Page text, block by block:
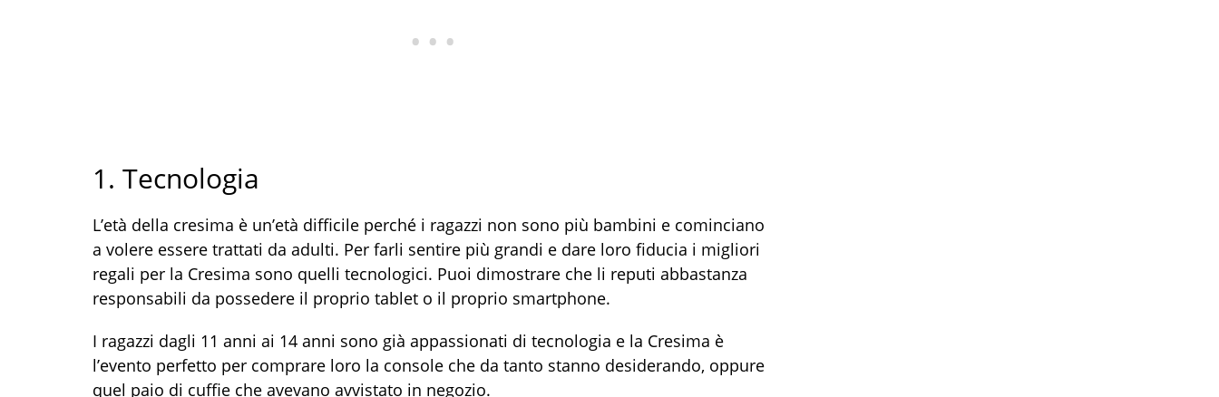
1. Tecnologia
L’età della cresima è un’età difficile perché i ragazzi non sono più bambini e cominciano
a volere essere trattati da adulti. Per farli sentire più grandi e dare loro fiducia i migliori
regali per la Cresima sono quelli tecnologici. Puoi dimostrare che li reputi abbastanza
responsabili da possedere il proprio tablet o il proprio smartphone.
I ragazzi dagli 11 anni ai 14 anni sono già appassionati di tecnologia e la Cresima è
l’evento perfetto per comprare loro la console che da tanto stanno desiderando, oppure
quel paio di cuffie che avevano avvistato in negozio.